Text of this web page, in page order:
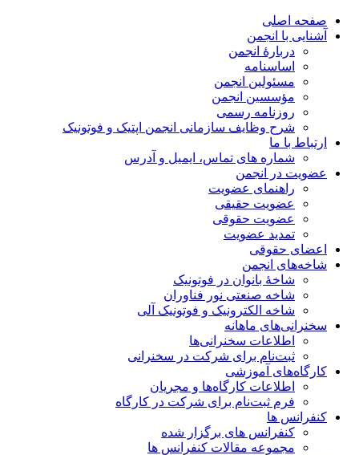
صفحه اصلی
آشنایی با انجمن
دربارۀ انجمن
اساسنامه
مسئولین انجمن
مؤسسین انجمن
روزنامه رسمی
شرح وظایف سازمانی انجمن اپتیک و فوتونیک
ارتباط با ما
شماره های تماس، ایمیل و آدرس
عضویت در انجمن
راهنمای عضویت
عضویت حقیقی
عضویت حقوقی
تمدید عضویت
اعضای حقوقی
شاخه‌های انجمن
شاخۀ بانوان در فوتونیک
شاخه صنعتی نور فناوران
شاخه‌ الکترونیک و فوتونیک آلی
سخنرانی‌های ماهانه
اطلاعات سخنرانی‌‌ها
ثبت‌نام برای شرکت در سخنرانی
کارگاه‌های آموزشی
اطلاعات کارگاه‌ها و مجریان
فرم ثبت‌نام برای شرکت در کارگاه
کنفرانس ها
کنفرانس های برگزار شده
مجموعه مقالات کنفرانس ها